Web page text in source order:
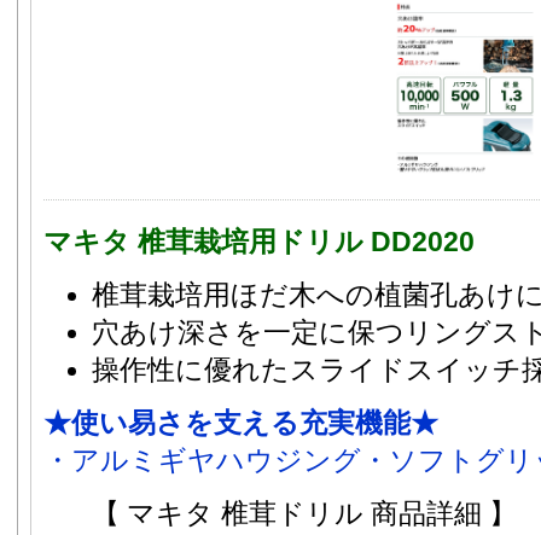
マキタ 椎茸栽培用ドリル DD2020
椎茸栽培用ほだ木への植菌孔あけ
穴あけ深さを一定に保つリングス
操作性に優れたスライドスイッチ
★使い易さを支える充実機能★
・アルミギヤハウジング・ソフトグ
【 マキタ 椎茸ドリル 商品詳細 】